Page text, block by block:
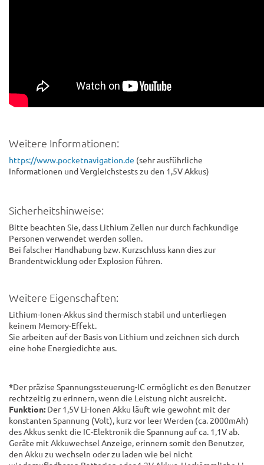
Weitere Informationen:
https://www.pocketnavigation.de (sehr ausführliche
Informationen und Vergleichstests zu den 1,5V Akkus)
Sicherheitshinweise:
Bitte beachten Sie, dass Lithium Zellen nur durch fachkundige
Personen verwendet werden sollen.
Bei falscher Handhabung bzw. Kurzschluss kann dies zur
Brandentwicklung oder Explosion führen.
Weitere Eigenschaften:
Lithium-Ionen-Akkus sind thermisch stabil und unterliegen
keinem Memory-Effekt.
Sie arbeiten auf der Basis von Lithium und zeichnen sich durch
eine hohe Energiedichte aus.
*Der präzise Spannungssteuerung-IC ermöglicht es den Benutzer
rechtzeitig zu erinnern, wenn die Leistung nicht ausreicht.
Funktion: Der 1,5V Li-Ionen Akku läuft wie gewohnt mit der
konstanten Spannung (Volt), kurz vor leer Werden (ca. 2000mAh)
des Akkus senkt die IC-Elektronik die Spannung auf ca. 1,1V ab.
Geräte mit Akkuwechsel Anzeige, erinnern somit den Benutzer,
den Akku zu wechseln oder zu laden wie bei nicht